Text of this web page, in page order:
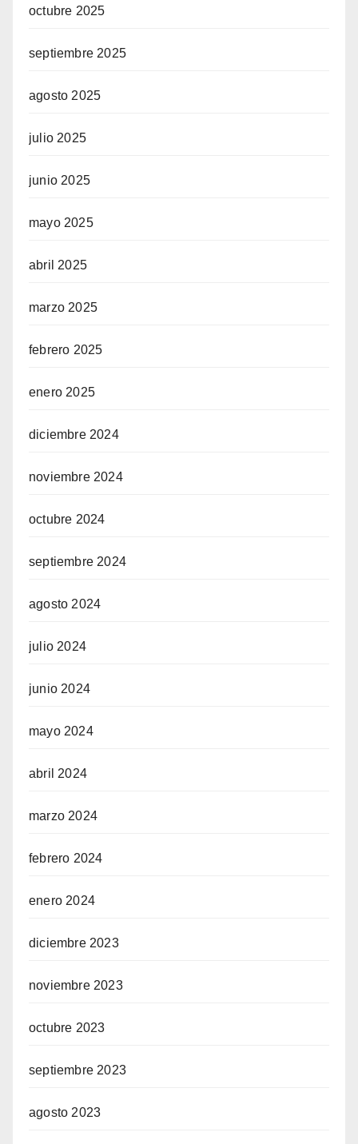
octubre 2025
septiembre 2025
agosto 2025
julio 2025
junio 2025
mayo 2025
abril 2025
marzo 2025
febrero 2025
enero 2025
diciembre 2024
noviembre 2024
octubre 2024
septiembre 2024
agosto 2024
julio 2024
junio 2024
mayo 2024
abril 2024
marzo 2024
febrero 2024
enero 2024
diciembre 2023
noviembre 2023
octubre 2023
septiembre 2023
agosto 2023